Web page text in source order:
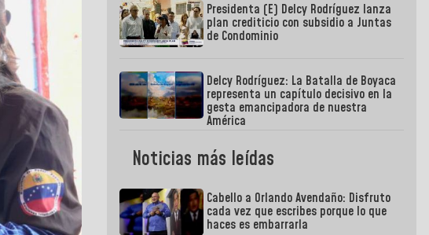
Presidenta (E) Delcy Rodríguez lanza
plan crediticio con subsidio a Juntas
de Condominio
Delcy Rodríguez: La Batalla de Boyaca
representa un capítulo decisivo en la
gesta emancipadora de nuestra
América
Noticias más leídas
Cabello a Orlando Avendaño: Disfruto
cada vez que escribes porque lo que
haces es embarrarla